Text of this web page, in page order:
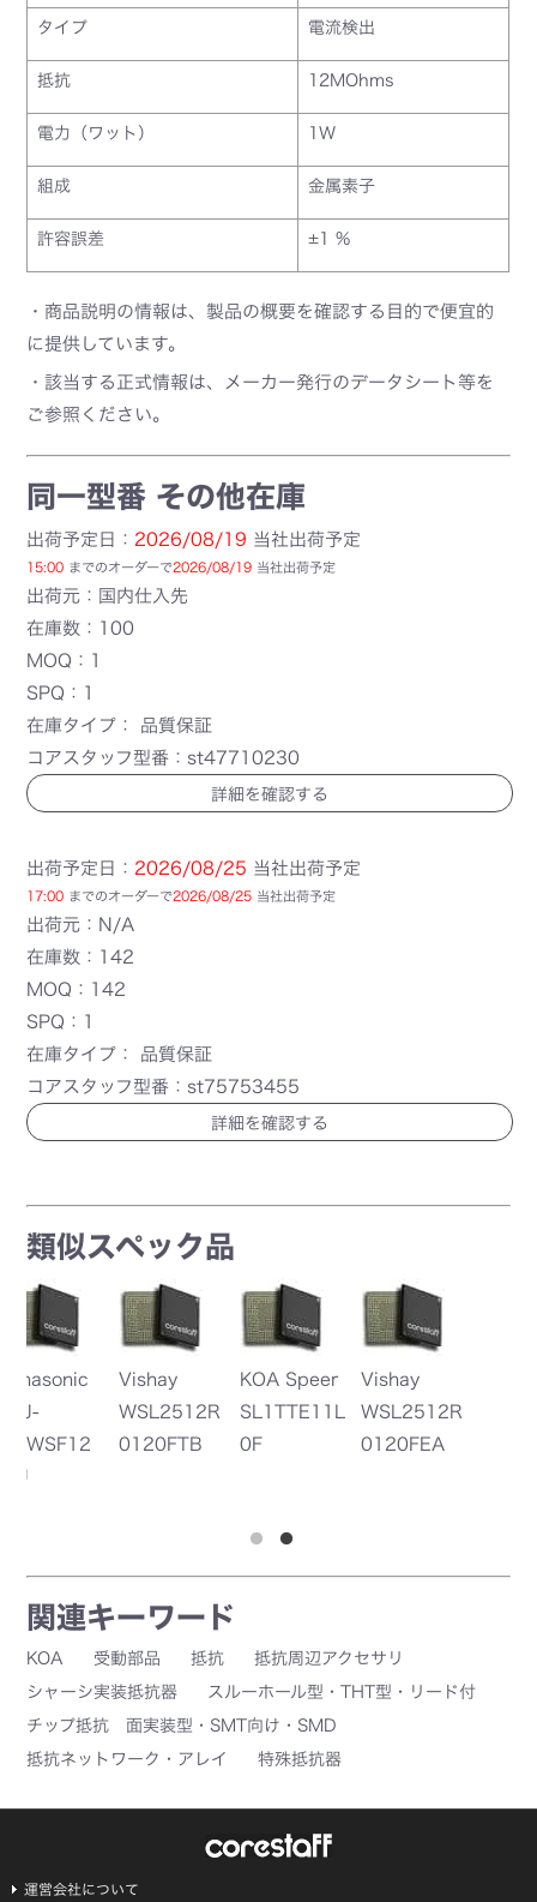
タイプ 電流検出
抵抗 12MOhms
電力（ワット） 1W
組成 金属素子
許容誤差 ±1 %
・商品説明の情報は、製品の概要を確認する目的で便宜的
に提供しています。
・該当する正式情報は、メーカー発行のデータシート等を
ご参照ください。
同一型番 その他在庫
出荷予定日： 2026/08/19 当社出荷予定
15:00 までのオーダーで2026/08/19 当社出荷予定
出荷元：国内仕入先
在庫数：100
MOQ：1
SPQ：1
在庫タイプ： 品質保証
コアスタッフ型番：st47710230
詳細を確認する
出荷予定日： 2026/08/25 当社出荷予定
17:00 までのオーダーで2026/08/25 当社出荷予定
出荷元：N/A
在庫数：142
MOQ：142
SPQ：1
在庫タイプ： 品質保証
コアスタッフ型番：st75753455
詳細を確認する
類似スペック品
KOA Speer
SL1TTE11L
0F
Vishay
WSL2512R
0120FEA
関連キーワード
KOA 受動部品 抵抗
抵抗周辺アクセサリ
シャーシ実装抵抗器
スルーホール型・THT型・リード付
チップ抵抗 面実装型・SMT向け・SMD
抵抗ネットワーク・アレイ
特殊抵抗器
運営会社について